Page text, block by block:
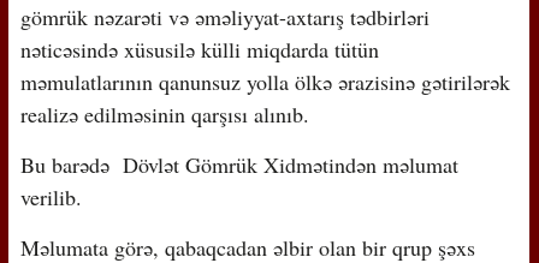
gömrük nəzarəti və əməliyyat-axtarış tədbirləri
nəticəsində xüsusilə külli miqdarda tütün
məmulatlarının qanunsuz yolla ölkə ərazisinə gətirilərək
realizə edilməsinin qarşısı alınıb.
Bu barədə Dövlət Gömrük Xidmətindən məlumat
verilib.
Məlumata görə, qabaqcadan əlbir olan bir qrup şəxs